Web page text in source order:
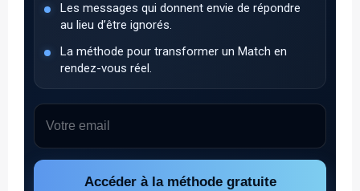
Les messages qui donnent envie de répondre
au lieu d’être ignorés.
La méthode pour transformer un Match en
rendez-vous réel.
Accéder à la méthode gratuite